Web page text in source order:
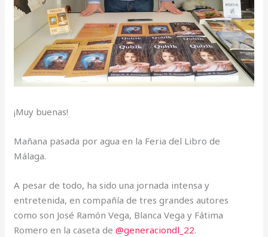
¡Muy buenas!
Mañana pasada por agua en la Feria del Libro de
Málaga.
A pesar de todo, ha sido una jornada intensa y
entretenida, en compañía de tres grandes autores
como son José Ramón Vega, Blanca Vega y Fátima
Romero en la caseta de@generaciondl_22.